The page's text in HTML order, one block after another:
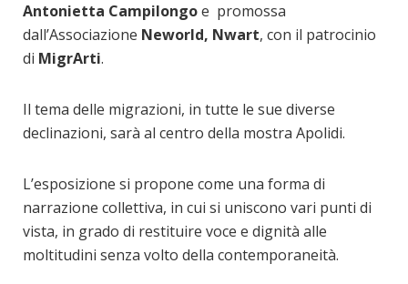
Antonietta Campilongoe promossa
dall’Associazione Neworld, Nwart, con il patrocinio
di MigrArti.
Il tema delle migrazioni, in tutte le sue diverse
declinazioni, sarà al centro della mostra Apolidi.
L’esposizione si propone come una forma di
narrazione collettiva, in cui si uniscono vari punti di
vista, in grado di restituire voce e dignità alle
moltitudini senza volto della contemporaneità.